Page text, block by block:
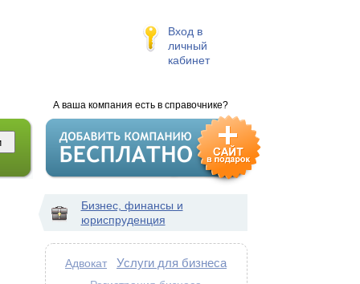
Вход в
личный
кабинет
А ваша компания есть в справочнике?
Бизнес, финансы и
юриспруденция
Адвокат Услуги для бизнеса